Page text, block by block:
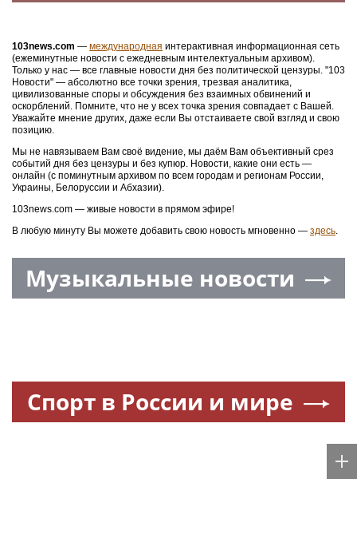
103news.com — международная интерактивная информационная сеть
(ежеминутные новости с ежедневным интелектуальным архивом).
Только у нас — все главные новости дня без политической цензуры. "103
Новости" — абсолютно все точки зрения, трезвая аналитика,
цивилизованные споры и обсуждения без взаимных обвинений и
оскорблений. Помните, что не у всех точка зрения совпадает с Вашей.
Уважайте мнение других, даже если Вы отстаиваете свой взгляд и свою
позицию.
Мы не навязываем Вам своё видение, мы даём Вам объективный срез
событий дня без цензуры и без купюр. Новости, какие они есть —
онлайн (с поминутным архивом по всем городам и регионам России,
Украины, Белоруссии и Абхазии).
103news.com — живые новости в прямом эфире!
В любую минуту Вы можете добавить свою новость мгновенно — здесь.
Музыкальные новости
Спорт в России и мире